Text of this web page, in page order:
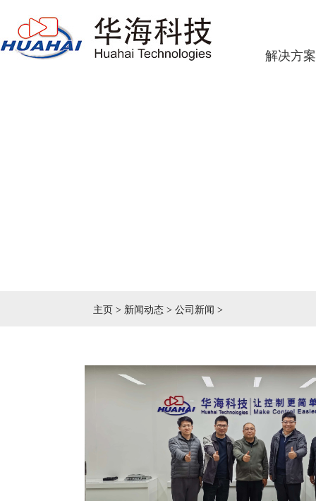
解决方案
主页 > 新闻动态> 公司新闻 >